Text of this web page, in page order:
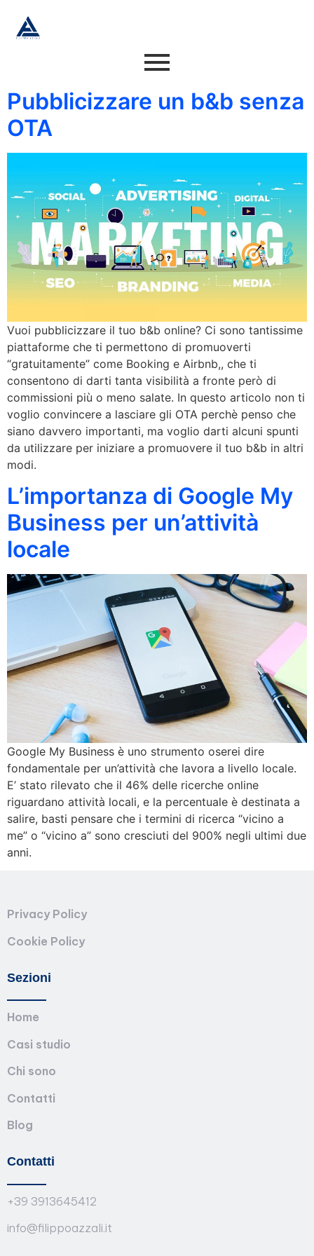
Pubblicizzare un b&b senza
OTA
Vuoi pubblicizzare il tuo b&b online? Ci sono tantissime
piattaforme che ti permettono di promuoverti
“gratuitamente” come Booking e Airbnb,, che ti
consentono di darti tanta visibilità a fronte però di
commissioni più o meno salate. In questo articolo non ti
voglio convincere a lasciare gli OTA perchè penso che
siano davvero importanti, ma voglio darti alcuni spunti
da utilizzare per iniziare a promuovere il tuo b&b in altri
modi.
L’importanza di Google My
Business per un’attività
locale​​
Google My Business è uno strumento oserei dire
fondamentale per un’attività che lavora a livello locale.
E’ stato rilevato che il 46% delle ricerche online
riguardano attività locali, e la percentuale è destinata a
salire, basti pensare che i termini di ricerca “vicino a
me” o “vicino a” sono cresciuti del 900% negli ultimi due
anni.
Privacy Policy
Cookie Policy
Sezioni
Home
Casi studio
Chi sono
Contatti
Blog
Contatti
+39 3913645412
info@filippoazzali.it